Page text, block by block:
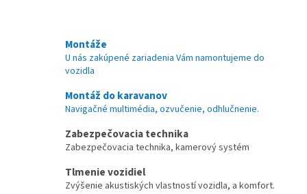
Montáže
U nás zakúpené zariadenia Vám namontujeme do
vozidla
Montáž do karavanov
Navigačné multimédia, ozvučenie, odhlučnenie.
Zabezpečovacia technika
Zabezpečovacia technika, kamerový systém
Tlmenie vozidiel
Zvýšenie akustiských vlastností vozidla, a komfort.